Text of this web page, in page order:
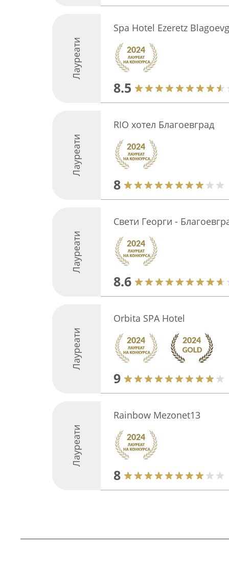
Лауреати
Spa Hotel Ezeretz
8.5
Лауреати
RIO хотел Благоевград
8
Лауреати
Свети Георги -
8.6
Лауреати
Orbita SPA Hotel
9
Лауреати
Rainbow Mezonet13
8